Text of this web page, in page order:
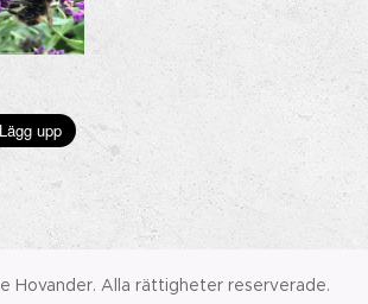
Hovander. Alla rättigheter reserverade.